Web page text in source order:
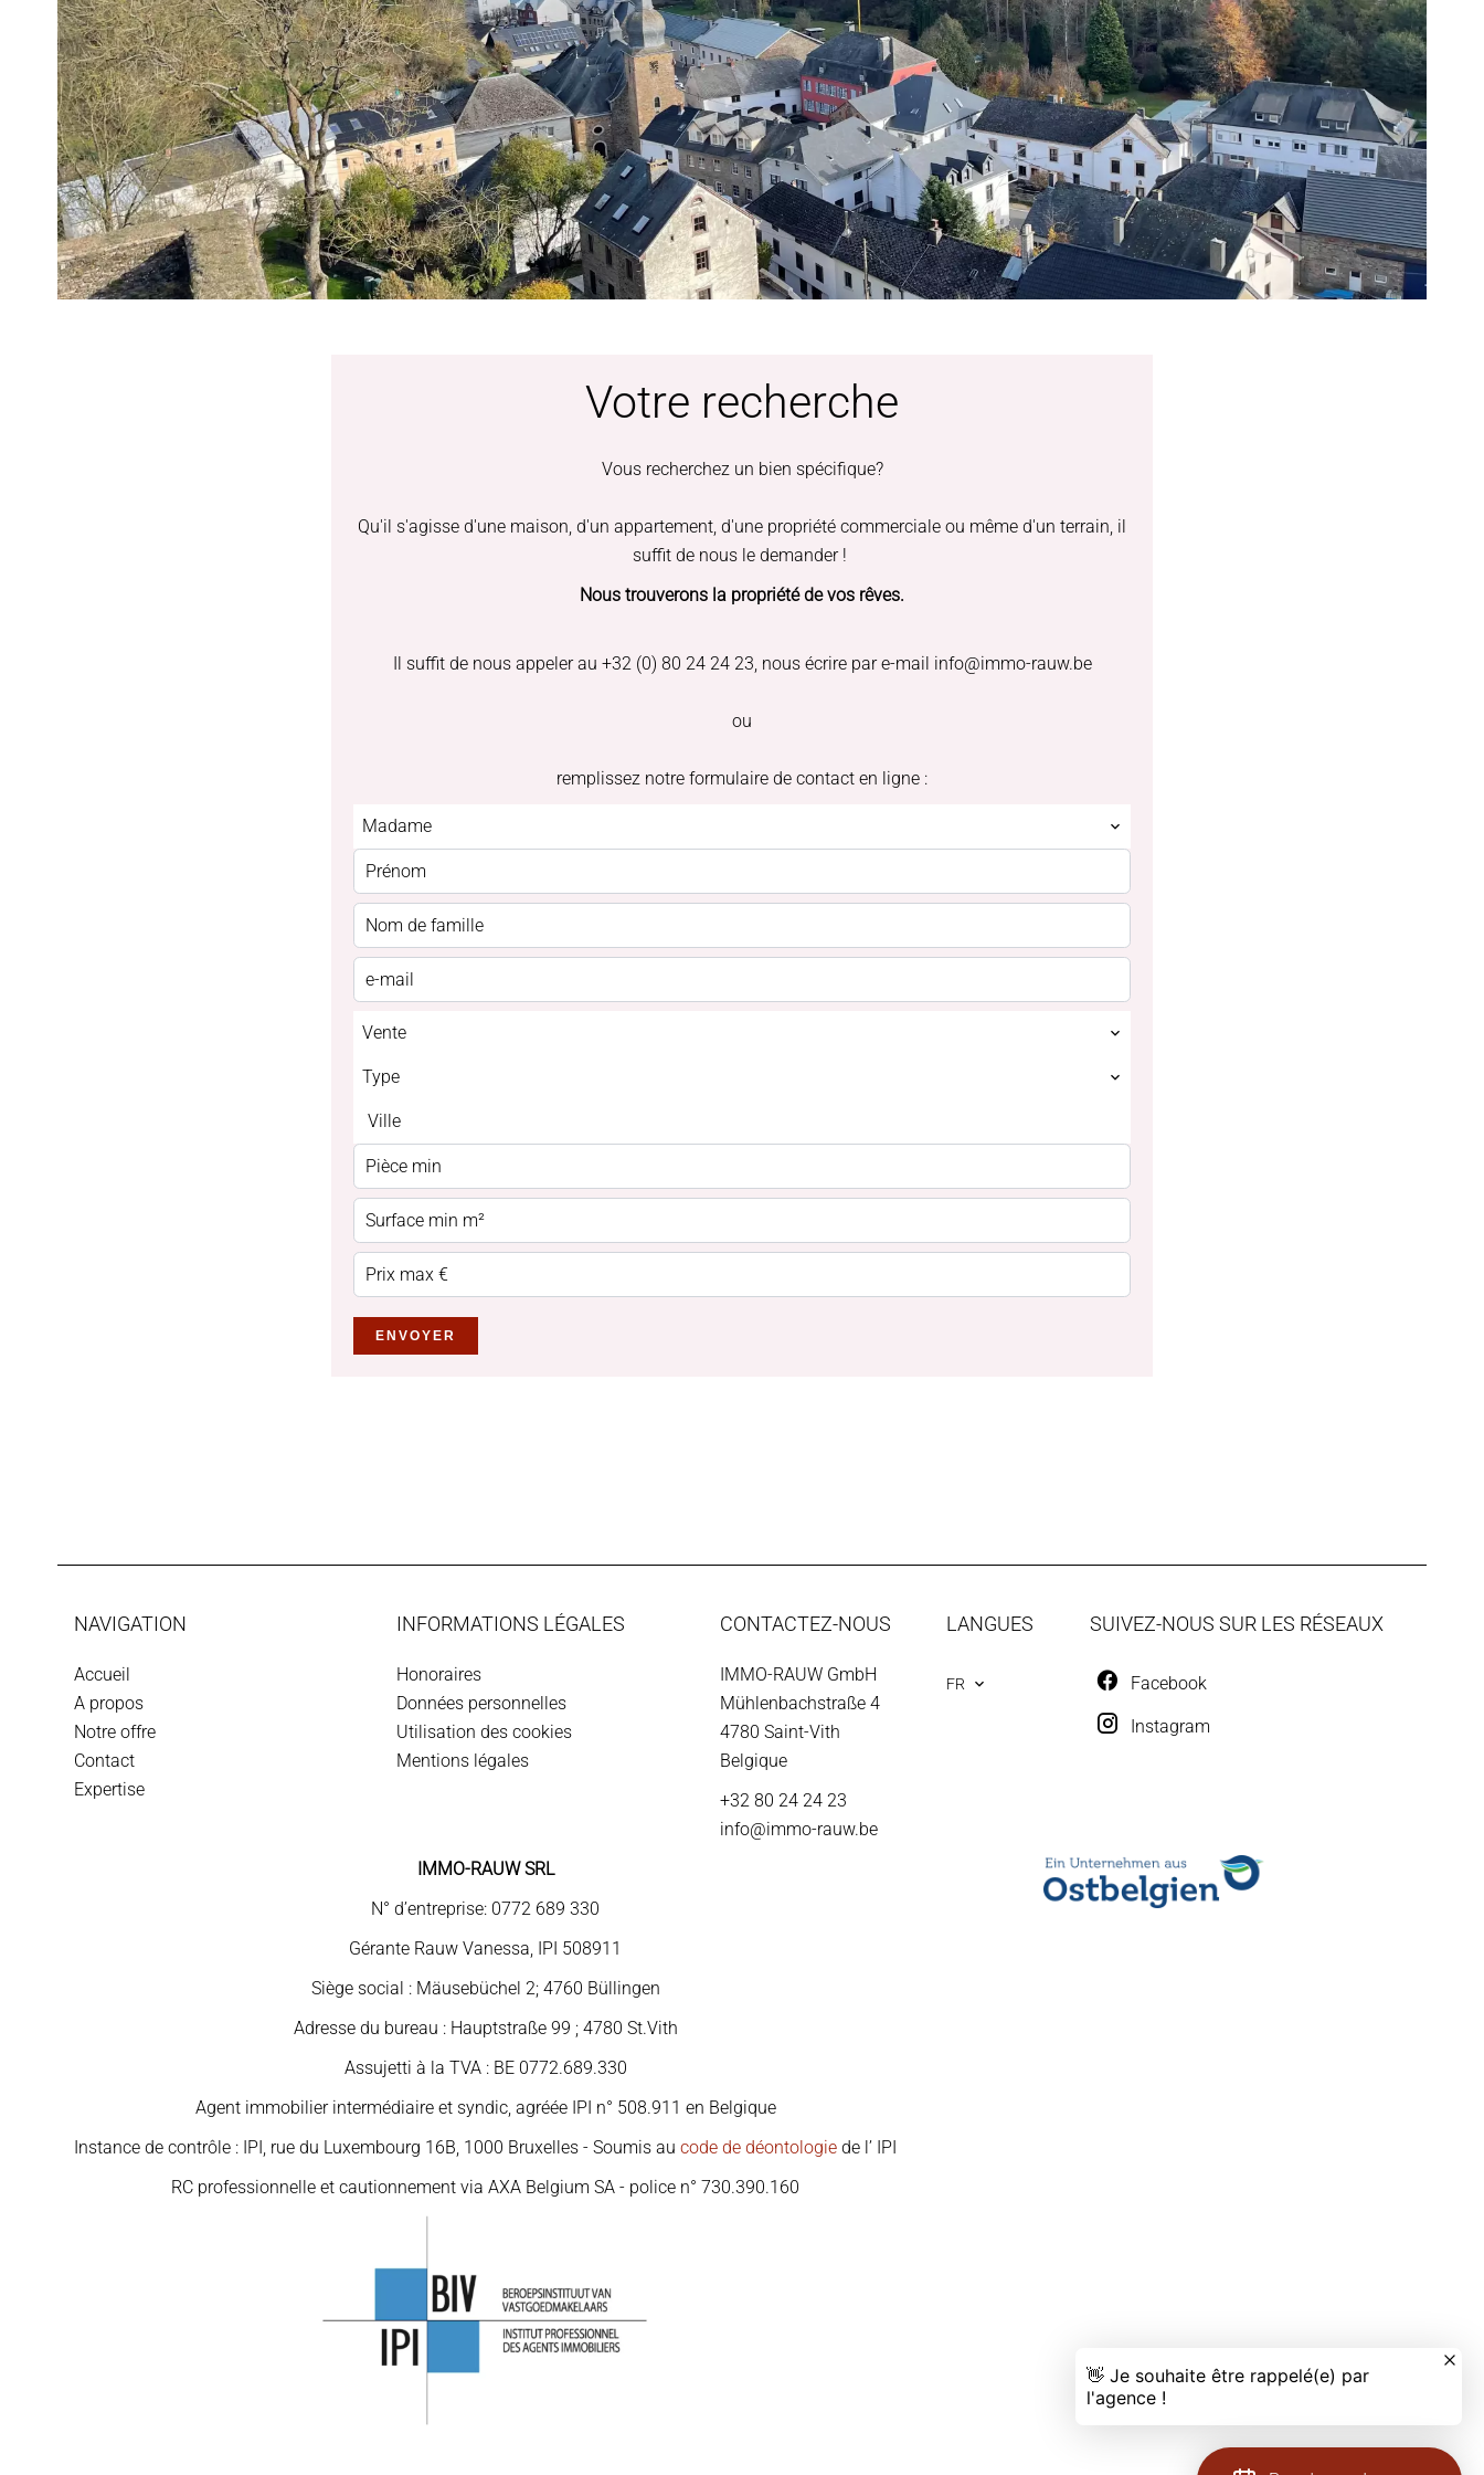
Votre recherche
Vous recherchez un bien spécifique?
Qu'il s'agisse d'une maison, d'un appartement, d'une propriété commerciale ou même d'un terrain, il
suffit de nous le demander !
Nous trouverons la propriété de vos rêves.
Il suffit de nous appeler au +32 (0) 80 24 24 23, nous écrire par e-mail info@immo-rauw.be
ou
remplissez notre formulaire de contact en ligne :
Madame
Vente
Type
Ville
ENVOYER
NAVIGATION
Accueil
A propos
Notre offre
Contact
Expertise
INFORMATIONS LÉGALES
Honoraires
Données personnelles
Utilisation des cookies
Mentions légales
CONTACTEZ-NOUS
IMMO-RAUW GmbH
Mühlenbachstraße 4
4780 Saint-Vith
Belgique
+32 80 24 24 23
info@immo-rauw.be
LANGUES
FR
SUIVEZ-NOUS SUR LES RÉSEAUX
Facebook
Instagram
IMMO-RAUW SRL
N° d’entreprise: 0772 689 330
Gérante Rauw Vanessa, IPI 508911
Siège social : Mäusebüchel 2; 4760 Büllingen
Adresse du bureau : Hauptstraße 99 ; 4780 St.Vith
Assujetti à la TVA : BE 0772.689.330
Agent immobilier intermédiaire et syndic, agréée IPI n° 508.911 en Belgique
Instance de contrôle : IPI, rue du Luxembourg 16B, 1000 Bruxelles - Soumis au code de déontologie de l’ IPI
RC professionnelle et cautionnement via AXA Belgium SA - police n° 730.390.160